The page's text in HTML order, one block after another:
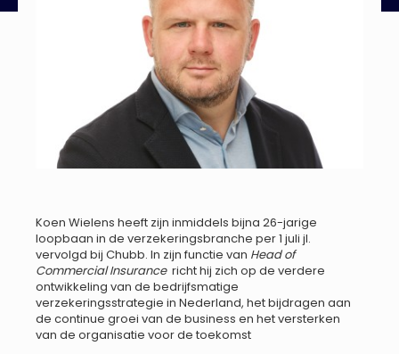
Koen Wielens heeft zijn inmiddels bijna 26-jarige
loopbaan in de verzekeringsbranche per 1 juli jl.
vervolgd bij Chubb. In zijn functie van Head of
Commercial Insurancericht hij zich op de verdere
ontwikkeling van de bedrijfsmatige
verzekeringsstrategie in Nederland, het bijdragen aan
de continue groei van de business en het versterken
van de organisatie voor de toekomst